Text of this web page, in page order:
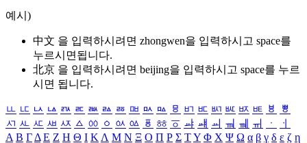
예시)
中文 을 입력하시려면 zhongwen을 입력하시고 space를
누르시면됩니다.
北京 을 입력하시려면 beijing을 입력하시고 space를 누르
시면 됩니다.
ㅥ ㅦ ㅧ ㅨ ㅩ ㅪ ㅫ ㅬ ㅭ ㅮ ㅯ ㅰ ㅱ ㅲ ㅳ ㅴ ㅵ ㅶ ㅷ ㅸ
ㅹ
ㅺ ㅻ ㅼ ㅽ ㅾ ㅿ ㆀ ㆁ ㆂ ㆃ ㆄ ㆅ ㆆ ㆇ ㆈ ㆉ ㆊ ㆋ ㆌ ㆍ
ㆎ
Α Β ΓΔ Ε Ζ Η Θ Ι ΚΛ Μ Ν Ξ Ο Π Ρ Σ ΤΥ Φ Χ Ψ Ω α β γ δ ε ζ η